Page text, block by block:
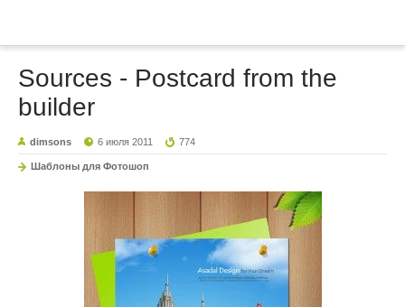
Sources - Postcard from the
builder
dimsons 6 июля 2011 774
Шаблоны для Фотошоп